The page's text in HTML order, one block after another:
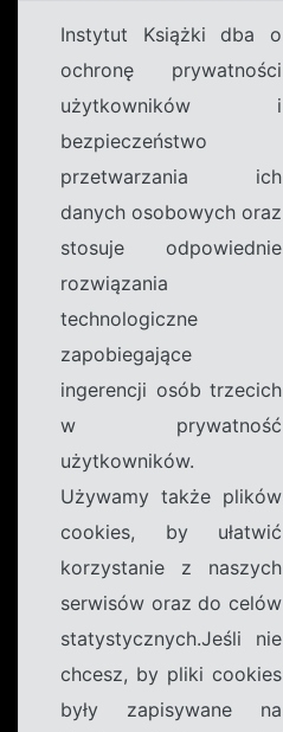
Instytut Książki dba o
ochronę prywatności
użytkowników i
bezpieczeństwo
przetwarzania ich
danych osobowych oraz
stosuje odpowiednie
rozwiązania
technologiczne
zapobiegające
ingerencji osób trzecich
w prywatność
użytkowników.
Używamy także plików
cookies, by ułatwić
korzystanie z naszych
serwisów oraz do celów
statystycznych.Jeśli nie
chcesz, by pliki cookies
były zapisywane na